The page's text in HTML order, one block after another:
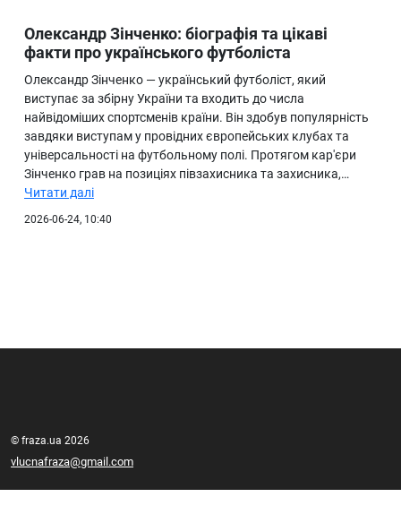
Ukraine
Про нас
Олександр Зінченко: біографія та цікаві
факти про українського футболіста
Олександр Зінченко — український футболіст, який
виступає за збірну України та входить до числа
найвідоміших спортсменів країни. Він здобув популярність
завдяки виступам у провідних європейських клубах та
універсальності на футбольному полі. Протягом кар'єри
Зінченко грав на позиціях півзахисника та захисника,…
Читати далі
2026-06-24, 10:40
© fraza.ua 2026
vlucnafraza@gmail.com